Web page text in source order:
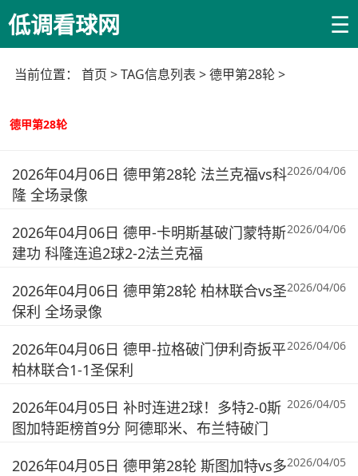
低调看球网 ☰
当前位置： 首页 > TAG信息列表 > 德甲第28轮 >
德甲第28轮
2026年04月06日 德甲第28轮 法兰克福vs科
隆 全场录像
2026/04/06
2026年04月06日 德甲-卡明斯基破门蒙特斯
建功 科隆连追2球2-2法兰克福
2026/04/06
2026年04月06日 德甲第28轮 柏林联合vs圣
保利 全场录像
2026/04/06
2026年04月06日 德甲-拉格破门伊利奇扳平
柏林联合1-1圣保利
2026/04/06
2026年04月05日 补时连进2球！多特2-0斯
图加特距榜首9分 阿德耶米、布兰特破门
2026/04/05
2026年04月05日 德甲第28轮 斯图加特vs多2026/04/05